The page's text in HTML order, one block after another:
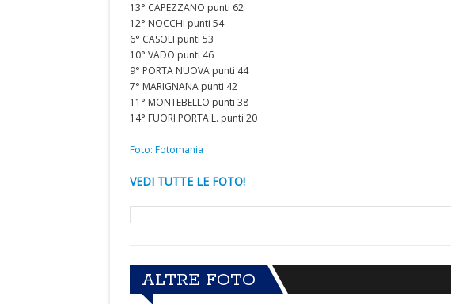
13° CAPEZZANO punti 62
12° NOCCHI punti 54
6° CASOLI punti 53
10° VADO punti 46
9° PORTA NUOVA punti 44
7° MARIGNANA punti 42
11° MONTEBELLO punti 38
14° FUORI PORTA L. punti 20
Foto: Fotomania
VEDI TUTTE LE FOTO!
ALTRE FOTO